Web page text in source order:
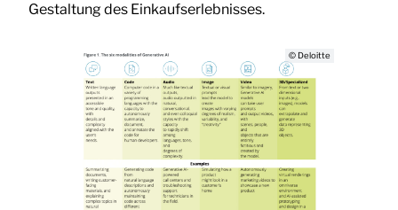
Gestaltung des Einkaufserlebnisses.
© Deloitte